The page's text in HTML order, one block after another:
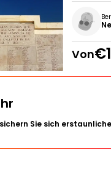
Von
Sie sich